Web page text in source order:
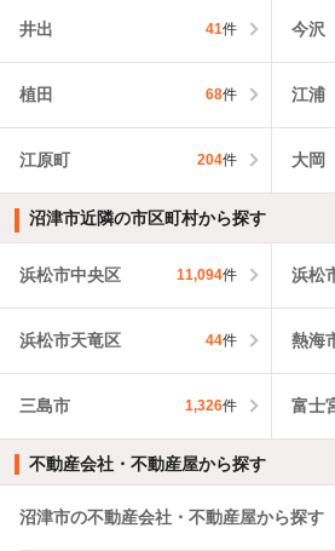
井出 41件 今沢
植田 68件 江浦
江原町 204件 大岡
沼津市近隣の市区町村から探す
浜松市中央区 11,094件 浜松
浜松市天竜区 44件 熱海
三島市 1,326件 富士
不動産会社・不動産屋から探す
沼津市の不動産会社・不動産屋から探す